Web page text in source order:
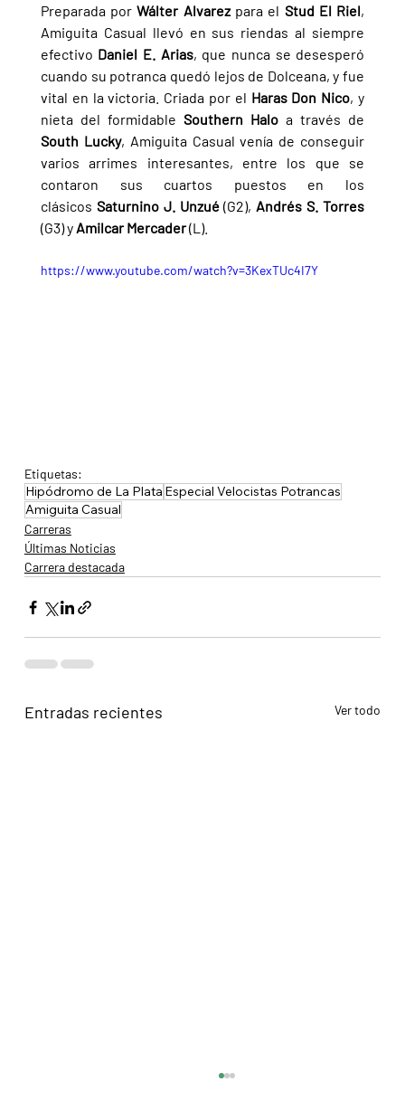
Preparada por Wálter Alvarez para el Stud El Riel,
Amiguita Casual llevó en sus riendas al siempre
efectivo Daniel E. Arias, que nunca se desesperó
cuando su potranca quedó lejos de Dolceana, y fue
vital en la victoria. Criada por el Haras Don Nico, y
nieta del formidable Southern Halo
South Lucky, Amiguita Casual venía de conseguir
varios arrimes interesantes, entre los que se
contaron sus cuartos puestos en los
clásicos Saturnino J. Unzué (G2),
(G3) y Amilcar Mercader (L).
https://www.youtube.com/watch?v=3KexTUc4I7Y
Etiquetas:
Hipódromo de La Plata Especial Velocistas Potrancas
Amiguita Casual
Carreras
Últimas Noticias
Carrera destacada
Entradas recientes Ver todo